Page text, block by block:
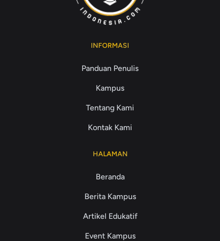
INFORMASI
Panduan Penulis
Kampus
Tentang Kami
Kontak Kami
HALAMAN
Beranda
Berita Kampus
Artikel Edukatif
Event Kampus